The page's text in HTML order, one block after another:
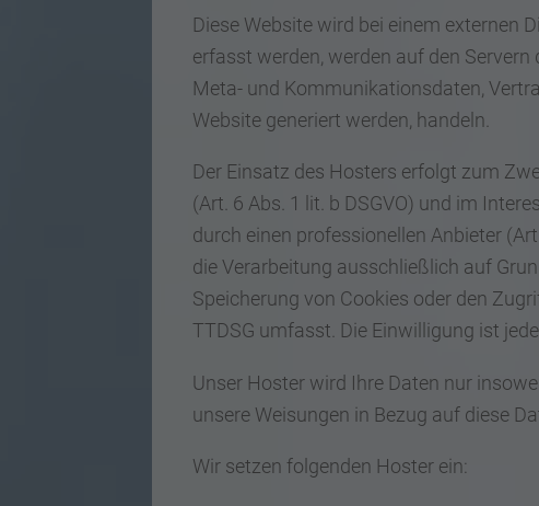
Diese Website wird bei einem externen
erfasst werden, werden auf den
Meta- und Kommunikationsdaten,
Website generiert werden, handeln.
Der Einsatz des Hosters erfolgt zum
(Art. 6 Abs. 1 lit. b DSGVO) und im
durch einen professionellen Anbieter
die Verarbeitung ausschließlich auf
Speicherung von Cookies oder den
TTDSG umfasst. Die Einwilligung ist
Unser Hoster wird Ihre Daten nur
unsere Weisungen in Bezug auf diese
Wir setzen folgenden Hoster ein: